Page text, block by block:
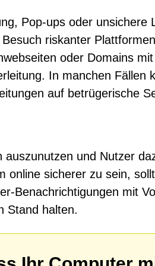
Pop-ups oder unsichere
riskanter
oder Domains
In manchen Fällen
auf betrügerische
und Nutzer
online sicherer zu sein,
Benachrichtigungen mit
Stand halten.